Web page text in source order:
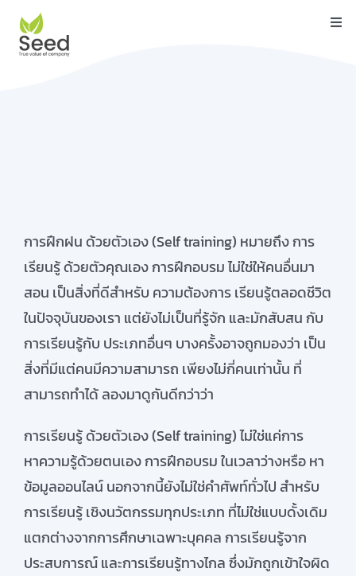
content
หน้าแรก
บล็อค
คู่มือ
ดาวน์โหลด
สมัครใช้บริการ
การฝึกฝน ด้วยตัวเอง (Self training) หมายถึง การ
เรียนรู้ ด้วยตัวคุณเอง การฝึกอบรม ไม่ใช่ให้คนอื่นมา
สอน เป็นสิ่งที่ดีสำหรับ ความต้องการ เรียนรู้ตลอดชีวิต
ในปัจจุบันของเรา แต่ยังไม่เป็นที่รู้จัก และมักสับสน กับ
การเรียนรู้กับ ประเภทอื่นๆ บางครั้งอาจถูกมองว่า เป็น
สิ่งที่มีแต่คนมีความสามารถ เพียงไม่กี่คนเท่านั้น ที่
สามารถทำได้ ลองมาดูกันดีกว่าว่า
การเรียนรู้ ด้วยตัวเอง (Self training) ไม่ใช่แค่การ
หาความรู้ด้วยตนเอง การฝึกอบรม ในเวลาว่างหรือ หา
ข้อมูลออนไลน์ นอกจากนี้ยังไม่ใช่คำศัพท์ทั่วไป สำหรับ
การเรียนรู้ เชิงนวัตกรรมทุกประเภท ที่ไม่ใช่แบบดั้งเดิม
แตกต่างจากการศึกษาเฉพาะบุคคล การเรียนรู้จาก
ประสบการณ์ และการเรียนรู้ทางไกล ซึ่งมักถูกเข้าใจผิด